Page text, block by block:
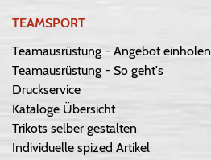
TEAMSPORT
Teamausrüstung - Angebot einholen
Teamausrüstung - So geht's
Druckservice
Kataloge Übersicht
Trikots selber gestalten
Individuelle spized Artikel